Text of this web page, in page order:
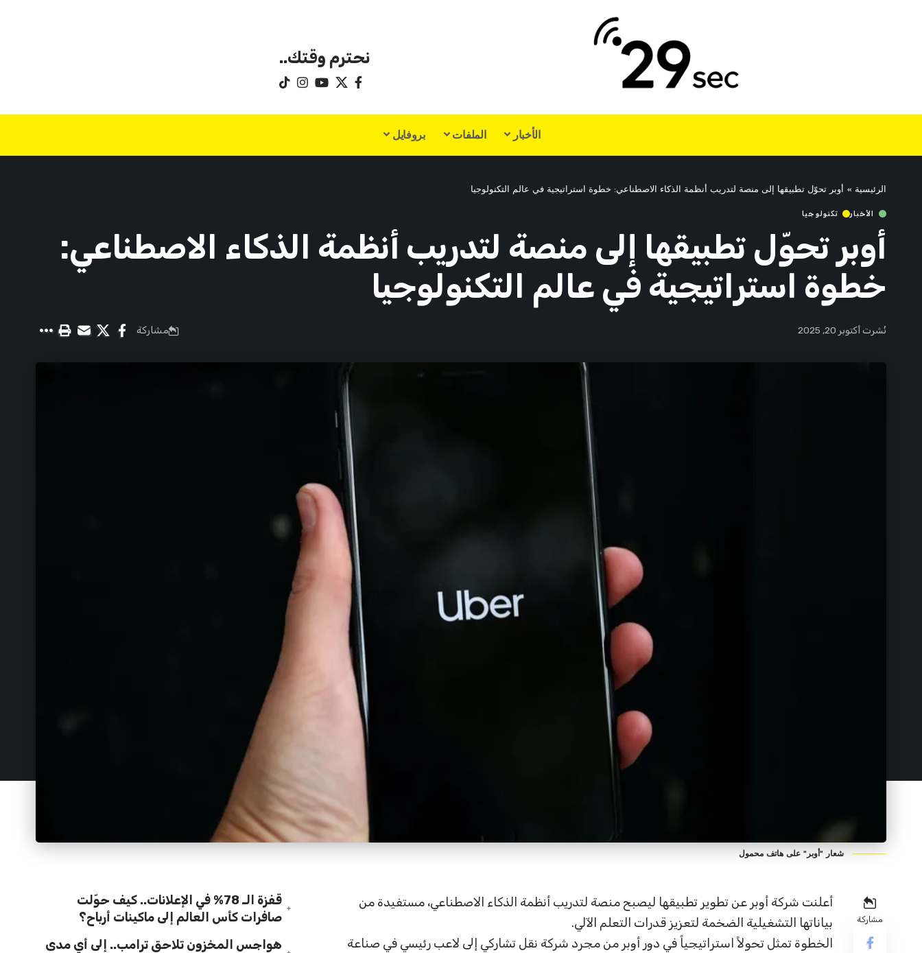
نحترم وقتك..
الأخبار الملفات بروفايل
الرئيسية » أوبر تحوّل تطبيقها إلى منصة لتدريب أنظمة الذكاء الاصطناعي: خطوة استراتيجية في عالم التكنولوجيا
الأخبار تكنولوجيا
أوبر تحوّل تطبيقها إلى منصة لتدريب أنظمة الذكاء الاصطناعي:
خطوة استراتيجية في عالم التكنولوجيا
نُشرت أكتوبر 20, 2025 مشاركة
شعار "أوبر" على هاتف محمول
مشاركة
أعلنت شركة أوبر عن تطوير تطبيقها ليصبح منصة لتدريب أنظمة الذكاء الاصطناعي، مستفيدة من
بياناتها التشغيلية الضخمة لتعزيز قدرات التعلم الآلي.
الخطوة تمثل تحولاً استراتيجياً في دور أوبر من مجرد شركة نقل تشاركي إلى لاعب رئيسي في صناعة
قفزة الـ 78% في الإعلانات.. كيف حوّلت
صافرات كأس العالم إلى ماكينات أرباح؟
هواجس المخزون تلاحق ترامب.. إلى أي مدى